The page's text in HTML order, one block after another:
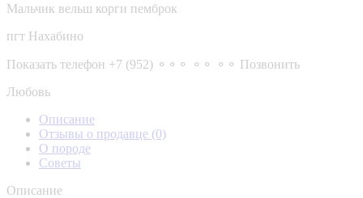
Мальчик вельш корги пемброк
пгт Нахабино
Показать телефон +7 (952) ⚬⚬⚬ ⚬⚬ ⚬⚬ Позвонить
Любовь
Описание
Отзывы о продавце (0)
О породе
Советы
Описание